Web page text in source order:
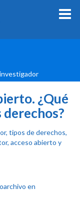
¿Qué
derechos?
tipos de derechos,
acceso abierto y
en